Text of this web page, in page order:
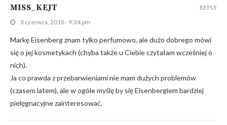
MISS_KEJT
3 czerwca, 2018 - 9:34 pm
Markę Eisenberg znam tylko perfumowo, ale dużo dobrego mówi
się o jej kosmetykach (chyba także u Ciebie czytałam wcześniej o
nich).
Ja co prawda z przebarwieniami nie mam dużych problemów
(czasem latem), ale w ogóle myślę by się Eisenbergiem bardziej
pielęgnacyjne zainteresować.
REPLY